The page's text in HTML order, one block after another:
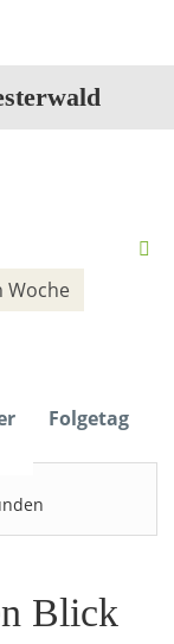
Woche
Folgetag
Blick